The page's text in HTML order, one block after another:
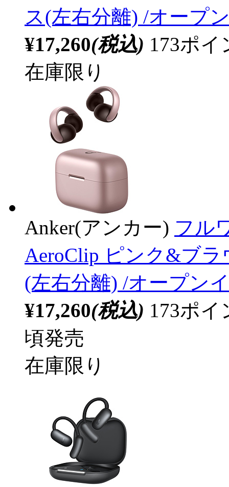
ス(左右分離) /オープ
¥17,260(税込) 173ポ
在庫限り
Anker(アンカー) フル
AeroClip ピンク&ブ
(左右分離) /オープン
¥17,260(税込) 173ポ
頃発売
在庫限り